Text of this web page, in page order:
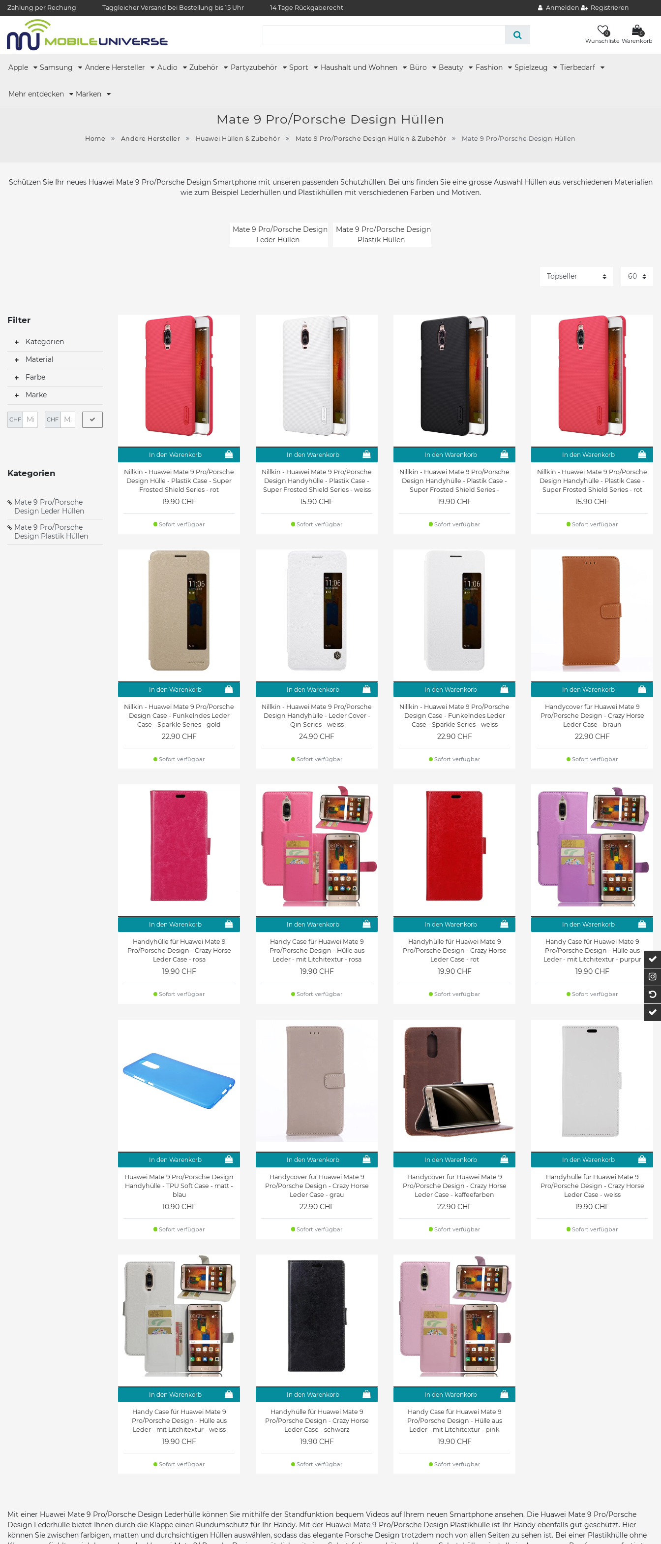
Zahlung per Rechung Taggleicher Versand bei Bestellung bis 15 Uhr 14 Tage Rückgaberecht Anmelden Registrieren
0
Wunschliste
0
Warenkorb
Apple Samsung Andere Hersteller Audio Zubehör Partyzubehör Sport Haushalt und Wohnen Büro Beauty Fashion Spielzeug Tierbedarf
Mehr entdecken Marken
Mate 9 Pro/Porsche Design Hüllen
Home Andere Hersteller Huawei Hüllen & Zubehör Mate 9 Pro/Porsche Design Hüllen & Zubehör Mate 9 Pro/Porsche Design Hüllen
Schützen Sie Ihr neues Huawei Mate 9 Pro/Porsche Design Smartphone mit unseren passenden Schutzhüllen. Bei uns finden Sie eine grosse Auswahl Hüllen aus verschiedenen Materialien
wie zum Beispiel Lederhüllen und Plastikhüllen mit verschiedenen Farben und Motiven.
Mate 9 Pro/Porsche Design
Leder Hüllen
Mate 9 Pro/Porsche Design
Plastik Hüllen
Filter
Kategorien
Material
Farbe
Marke
CHF CHF
Kategorien
Mate 9 Pro/Porsche
Design Leder Hüllen
Mate 9 Pro/Porsche
Design Plastik Hüllen
In den Warenkorb
Nillkin - Huawei Mate 9 Pro/Porsche
Design Hülle - Plastik Case - Super
Frosted Shield Series - rot
19.90 CHF
Sofort verfügbar
In den Warenkorb
Nillkin - Huawei Mate 9 Pro/Porsche
Design Handyhülle - Plastik Case -
Super Frosted Shield Series - weiss
15.90 CHF
Sofort verfügbar
In den Warenkorb
Nillkin - Huawei Mate 9 Pro/Porsche
Design Handyhülle - Plastik Case -
Super Frosted Shield Series -
schwarz
19.90 CHF
Sofort verfügbar
In den Warenkorb
Nillkin - Huawei Mate 9 Pro/Porsche
Design Handyhülle - Plastik Case -
Super Frosted Shield Series - rot
15.90 CHF
Sofort verfügbar
In den Warenkorb
Nillkin - Huawei Mate 9 Pro/Porsche
Design Case - Funkelndes Leder
Case - Sparkle Series - gold
22.90 CHF
Sofort verfügbar
In den Warenkorb
Nillkin - Huawei Mate 9 Pro/Porsche
Design Handyhülle - Leder Cover -
Qin Series - weiss
24.90 CHF
Sofort verfügbar
In den Warenkorb
Nillkin - Huawei Mate 9 Pro/Porsche
Design Case - Funkelndes Leder
Case - Sparkle Series - weiss
22.90 CHF
Sofort verfügbar
In den Warenkorb
Handycover für Huawei Mate 9
Pro/Porsche Design - Crazy Horse
Leder Case - braun
22.90 CHF
Sofort verfügbar
In den Warenkorb
Handyhülle für Huawei Mate 9
Pro/Porsche Design - Crazy Horse
Leder Case - rosa
19.90 CHF
Sofort verfügbar
In den Warenkorb
Handy Case für Huawei Mate 9
Pro/Porsche Design - Hülle aus
Leder - mit Litchitextur - rosa
19.90 CHF
Sofort verfügbar
In den Warenkorb
Handyhülle für Huawei Mate 9
Pro/Porsche Design - Crazy Horse
Leder Case - rot
19.90 CHF
Sofort verfügbar
In den Warenkorb
Handy Case für Huawei Mate 9
Pro/Porsche Design - Hülle aus
Leder - mit Litchitextur - purpur
19.90 CHF
Sofort verfügbar
In den Warenkorb
Huawei Mate 9 Pro/Porsche Design
Handyhülle - TPU Soft Case - matt -
blau
10.90 CHF
Sofort verfügbar
In den Warenkorb
Handycover für Huawei Mate 9
Pro/Porsche Design - Crazy Horse
Leder Case - grau
22.90 CHF
Sofort verfügbar
In den Warenkorb
Handycover für Huawei Mate 9
Pro/Porsche Design - Crazy Horse
Leder Case - kaffeefarben
22.90 CHF
Sofort verfügbar
In den Warenkorb
Handyhülle für Huawei Mate 9
Pro/Porsche Design - Crazy Horse
Leder Case - weiss
19.90 CHF
Sofort verfügbar
In den Warenkorb
Handy Case für Huawei Mate 9
Pro/Porsche Design - Hülle aus
Leder - mit Litchitextur - weiss
19.90 CHF
Sofort verfügbar
In den Warenkorb
Handyhülle für Huawei Mate 9
Pro/Porsche Design - Crazy Horse
Leder Case - schwarz
19.90 CHF
Sofort verfügbar
In den Warenkorb
Handy Case für Huawei Mate 9
Pro/Porsche Design - Hülle aus
Leder - mit Litchitextur - pink
19.90 CHF
Sofort verfügbar
Mit einer Huawei Mate 9 Pro/Porsche Design Lederhülle können Sie mithilfe der Standfunktion bequem Videos auf Ihrem neuen Smartphone ansehen. Die Huawei Mate 9 Pro/Porsche
Design Lederhülle bietet Ihnen durch die Klappe einen Rundumschutz für Ihr Handy. Mit der Huawei Mate 9 Pro/Porsche Design Plastikhülle ist Ihr Handy ebenfalls gut geschützt. Hier
können Sie zwischen farbigen, matten und durchsichtigen Hüllen auswählen, sodass das elegante Porsche Design trotzdem noch von allen Seiten zu sehen ist. Bei einer Plastikhülle ohne